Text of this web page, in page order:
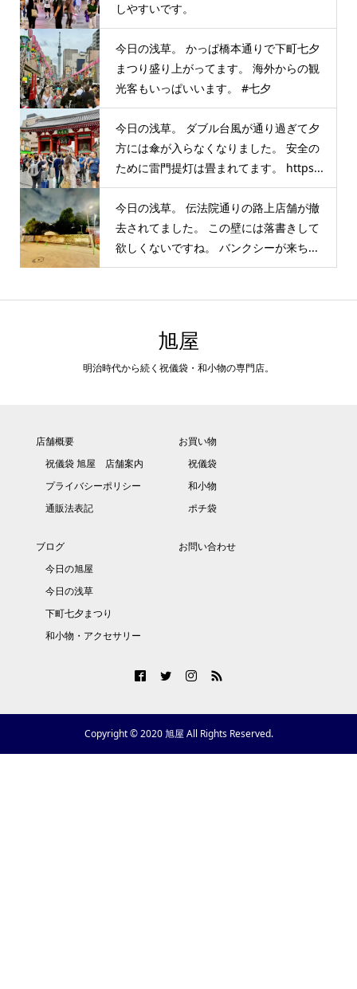
しやすいです。
今日の浅草。 かっぱ橋本通りで下町七夕
まつり盛り上がってます。 海外からの観
光客もいっぱいいます。 #七夕
今日の浅草。 ダブル台風が通り過ぎて夕
方には傘が入らなくなりました。 安全の
ために雷門提灯は畳まれてます。 https...
今日の浅草。 伝法院通りの路上店舗が撤
去されてました。 この壁には落書きして
欲しくないですね。 バンクシーが来ち...
旭屋
明治時代から続く祝儀袋・和小物の専門店。
店舗概要
祝儀袋 旭屋 店舗案内
プライバシーポリシー
通販法表記
お買い物
祝儀袋
和小物
ポチ袋
ブログ
今日の旭屋
今日の浅草
下町七夕まつり
和小物・アクセサリー
お問い合わせ
Copyright © 2020 旭屋 All Rights Reserved.